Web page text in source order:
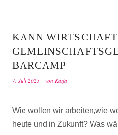
KANN
BARCAMP
7. Juli 2025 von Katja
Wie wollen wir arbeiten,wie
heute und in Zukunft? Was